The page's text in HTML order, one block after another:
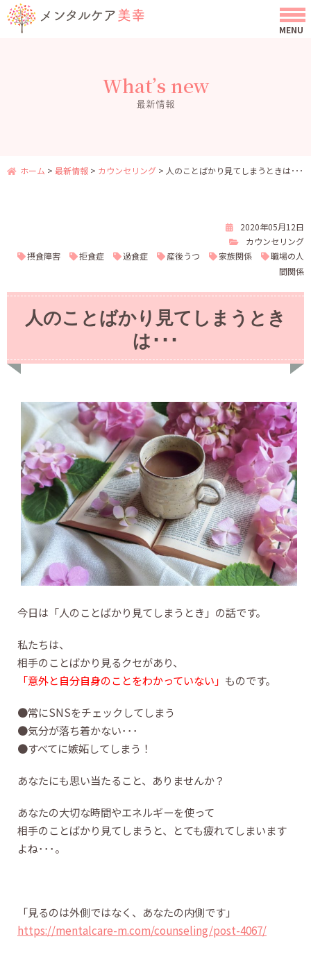
What’s new
最新情報
ホーム > 最新情報 > カウンセリング > 人のことばかり見てしまうときは･･･
2020年05月12日
カウンセリング
摂食障害
拒食症 過食症 産後うつ 家族関係
職場の人
間関係
人のことばかり見てしまうとき
は･･･
今日は「人のことばかり見てしまうとき」の話です。
私たちは、
相手のことばかり見るクセがあり、
「意外と自分自身のことをわかっていない」 ものです。
●常にSNSをチェックしてしまう
●気分が落ち着かない･･･
●すべてに嫉妬してしまう！
あなたにも思い当たること、ありませんか？
あなたの大切な時間やエネルギーを使って
相手のことばかり見てしまうと、とても疲れてしまいます
よね･･･。
「見るのは外側ではなく、あなたの内側です」
https://mentalcare-m.com/counseling/post-4067/